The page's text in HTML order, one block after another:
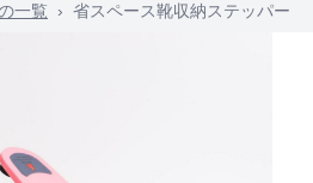
一覧 › 省スペース靴収納ステッパー